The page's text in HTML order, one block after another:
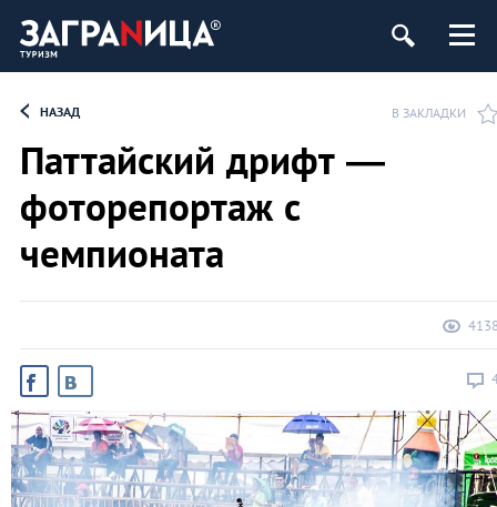
НАЗАД В ЗАКЛАДКИ
Паттайский дрифт —
фоторепортаж с
чемпионата